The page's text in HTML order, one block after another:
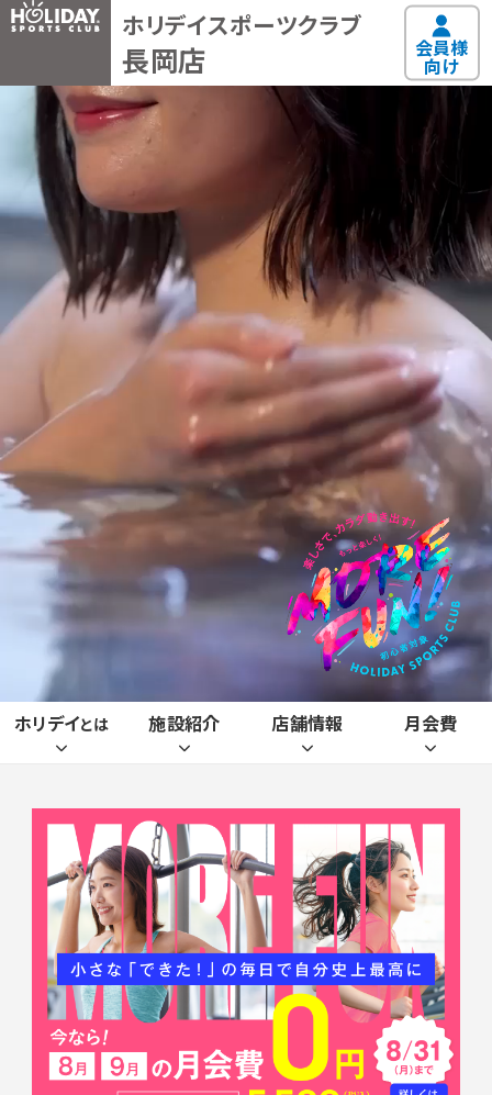
ホリデイスポーツクラブ
長岡店 会員様
向け
ホリデイとは 施設紹介 店舗情報 月会費